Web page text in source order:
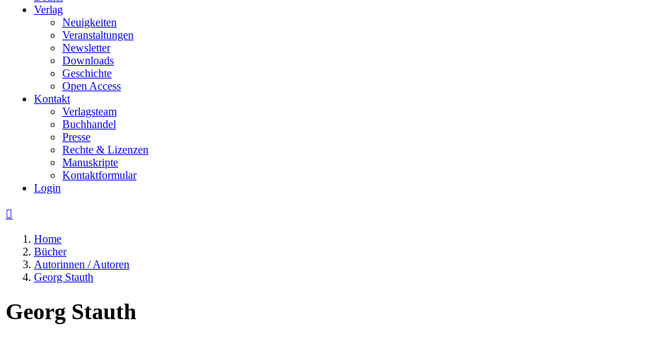
Verlag
Neuigkeiten
Veranstaltungen
Newsletter
Downloads
Geschichte
Open Access
Kontakt
Verlagsteam
Buchhandel
Presse
Rechte & Lizenzen
Manuskripte
Kontaktformular
Login

Home
Bücher
Autorinnen / Autoren
Georg Stauth
Georg Stauth